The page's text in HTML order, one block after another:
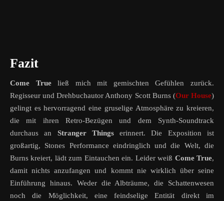
Fazit
Come Trueließ mich mit gemischten Gefühlen zurück.
Regisseur und Drehbuchautor Anthony Scott Burns (Our House)
gelingt es hervorragend eine gruselige Atmosphäre zu kreieren,
die mit ihren Retro-Bezügen und dem Synth-Soundtrack
durchaus an Stranger Thingserinnert. Die Exposition ist
großartig, Stones Performance eindringlich und die Welt, die
Burns kreiert, lädt zum Eintauchen ein. Leider weiß Come True,
damit nichts anzufangen und kommt nie wirklich über seine
Einführung hinaus. Weder die Albträume, die Schattenwesen
noch die Möglichkeit, eine feindselige Entität direkt im